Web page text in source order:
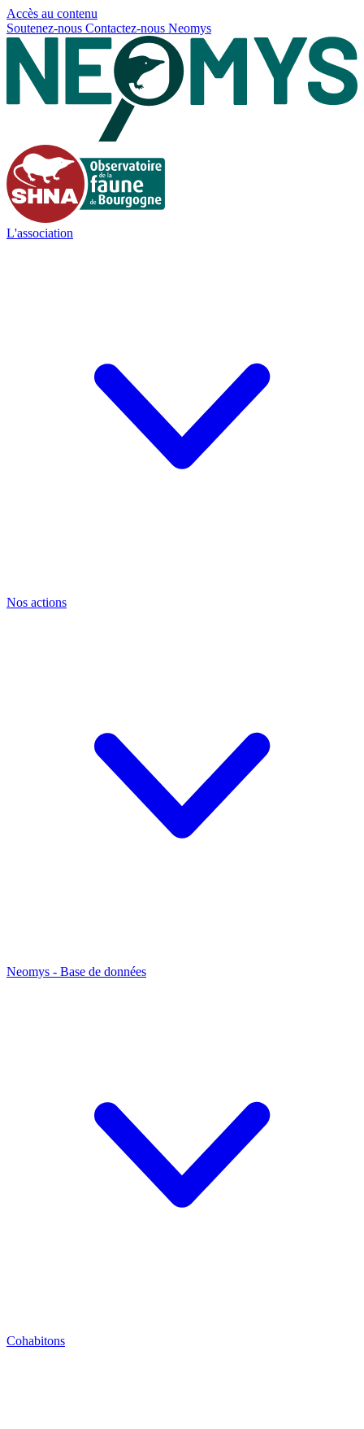
Accès au contenu
Soutenez-nous Contactez-nous Neomys
L'association
Nos actions
Neomys - Base de données
Cohabitons
Panneau de gestion des cookies